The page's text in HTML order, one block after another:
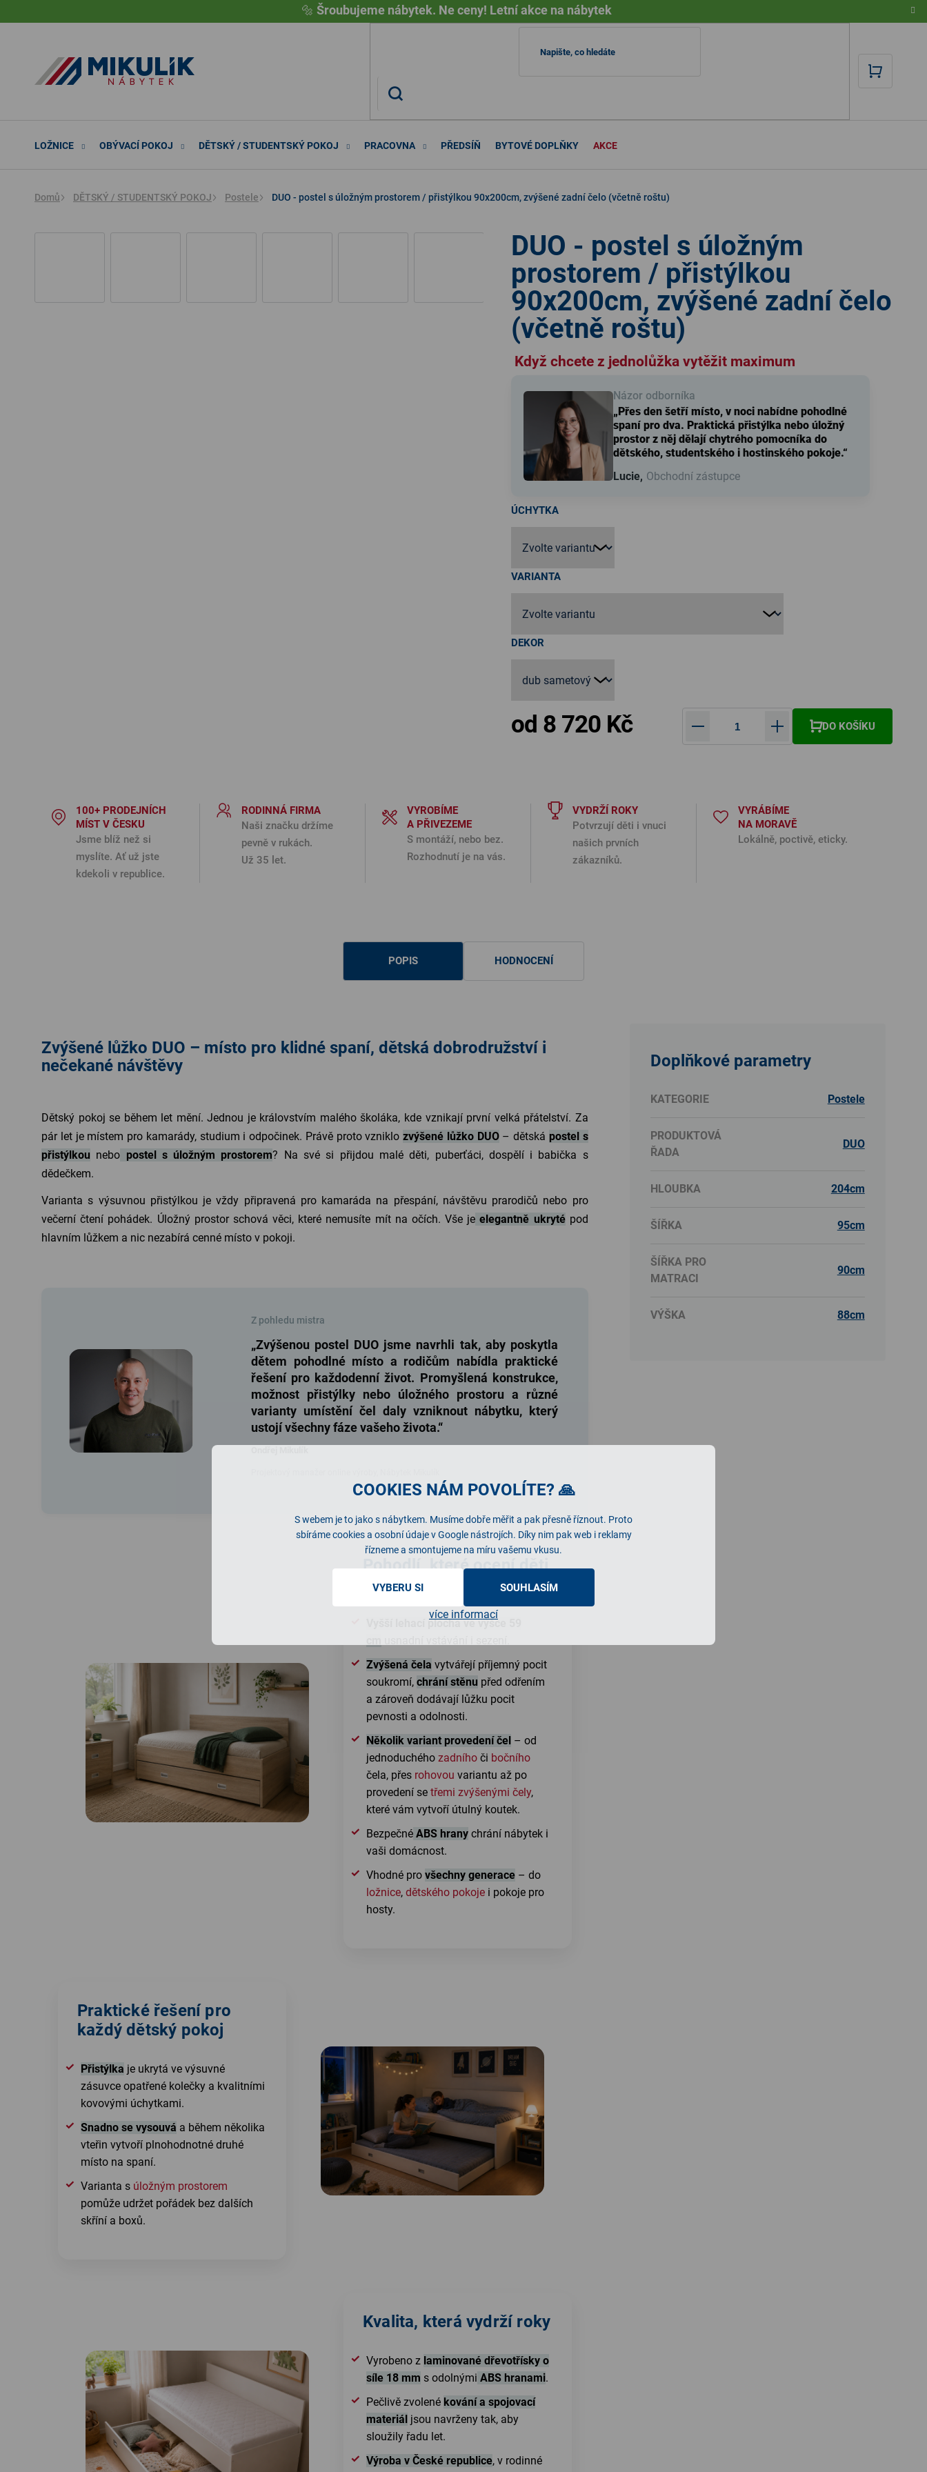
COOKIES NÁM POVOLÍTE? 🙏
S webem je to jako s nábytkem. Musíme dobře měřit a pak přesně říznout. Proto
sbíráme cookies a osobní údaje v Google nástrojích. Díky nim pak web i reklamy
řízneme a smontujeme na míru vašemu vkusu.
VYBERU SI SOUHLASÍM
více informací
na
🔩 Šroubujeme nábytek. Ne ceny! Letní akce na nábytek
LOŽNICE OBÝVACÍ POKOJ DĚTSKÝ / STUDENTSKÝ POKOJ PRACOVNA PŘEDSÍŇ BYTOVÉ DOPLŇKY AKCE
Domů DĚTSKÝ / STUDENTSKÝ POKOJ Postele DUO - postel s úložným prostorem / přistýlkou 90x200cm, zvýšené zadní čelo (včetně roštu)
DUO - postel s úložným
prostorem / přistýlkou
90x200cm, zvýšené zadní čelo
(včetně roštu)
Když chcete z jednolůžka vytěžit maximum
Názor odborníka
„Přes den šetří místo, v noci nabídne pohodlné
spaní pro dva. Praktická přistýlka nebo úložný
prostor z něj dělají chytrého pomocníka do
dětského, studentského i hostinského pokoje.“
Lucie, Obchodní zástupce
ÚCHYTKA
VARIANTA
DEKOR
od 8 720 Kč
Měrná cena:
DO KOŠÍKU
100+ PRODEJNÍCH
MÍST V ČESKU
Jsme blíž než si
myslíte. Ať už jste
kdekoli v republice.
RODINNÁ FIRMA
Naši značku držíme
pevně v rukách.
Už 35 let.
VYROBÍME
A PŘIVEZEME
S montáží, nebo bez.
Rozhodnutí je na vás.
VYDRŽÍ ROKY
Potvrzují děti i vnuci
našich prvních
zákazníků.
VYRÁBÍME
NA MORAVĚ
Lokálně, poctivě, eticky.
POPIS HODNOCENÍ
Zvýšené lůžko DUO – místo pro klidné spaní, dětská dobrodružství i
nečekané návštěvy
Dětský pokoj se během let mění. Jednou je královstvím malého školáka, kde vznikají první velká přátelství. Za
pár let je místem pro kamarády, studium i odpočinek. Právě proto vzniklozvýšené lůžko DUO– dětská postel s
přistýlkou nebo postel s úložným prostorem? Na své si přijdou malé děti, puberťáci, dospělí i babička s
dědečkem.
Varianta s výsuvnou přistýlkou je vždy připravená pro kamaráda na přespání, návštěvu prarodičů nebo pro
večerní čtení pohádek. Úložný prostor schová věci, které nemusíte mít na očích. Vše je elegantně ukrytépod
hlavním lůžkem a nic nezabírá cenné místo v pokoji.
Z pohledu mistra
„Zvýšenou postel DUO jsme navrhli tak, aby poskytla
dětem pohodlné místo a rodičům nabídla praktické
řešení pro každodenní život. Promyšlená konstrukce,
možnost přistýlky nebo úložného prostoru a různé
varianty umístění čel daly vzniknout nábytku, který
ustojí všechny fáze vašeho života.“
Pohodlí, které ocení děti
i rodiče
Vyšší lehací plocha ve výšce 59
Zvýšená čela vytvářejí příjemný pocit
soukromí,chrání stěnu před odřením
a zároveň dodávají lůžku pocit
pevnosti a odolnosti.
Několik variant provedení čel – od
jednoduchéhozadníhoči bočního
čela, přes rohovouvariantu až po
provedení setřemi zvýšenými čely,
které vám vytvoří útulný koutek.
Bezpečné ABS hrany chrání nábytek i
vaši domácnost.
Vhodné provšechny generace – do
ložnice,dětského pokoje i pokoje pro
hosty.
Praktické řešení pro
každý dětský pokoj
Přistýlka je ukrytá ve výsuvné
zásuvce opatřené kolečky a kvalitními
kovovými úchytkami.
Snadno se vysouvá a během několika
vteřin vytvoří plnohodnotné druhé
místo na spaní.
Varianta s úložným prostorem
pomůže udržet pořádek bez dalších
skříní a boxů.
Kvalita, která vydrží roky
Vyrobeno z laminované dřevotřísky o
síle 18 mm s odolnými ABS hranami.
Pečlivě zvolené kování a spojovací
materiál jsou navrženy tak, aby
sloužily řadu let.
Výroba v České republice, v rodinné
Doplňkové parametry
KATEGORIE Postele
PRODUKTOVÁ
ŘADA
DUO
HLOUBKA 204cm
ŠÍŘKA 95cm
ŠÍŘKA PRO
MATRACI
90cm
VÝŠKA 88cm